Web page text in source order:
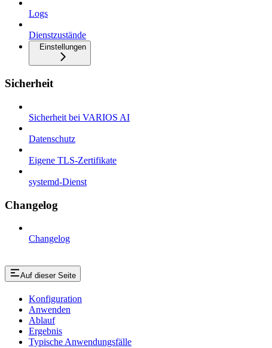
Logs
Dienstzustände
Einstellungen
Sicherheit
Sicherheit bei VARIOS AI
Datenschutz
Eigene TLS-Zertifikate
systemd-Dienst
Changelog
Changelog
Auf dieser Seite
Konfiguration
Anwenden
Ablauf
Ergebnis
Typische Anwendungsfälle